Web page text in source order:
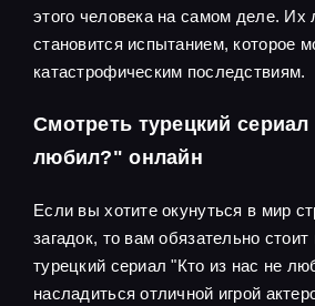
этого человека на самом деле. Их
становится испытанием, которое
катастрофическим последствиям.
Смотреть турецкий
любил?" онлайн
Если вы хотите окунуться в мир
загадок, то вам обязательно стоит
турецкий сериал "Кто из нас не
насладиться отличной игрой